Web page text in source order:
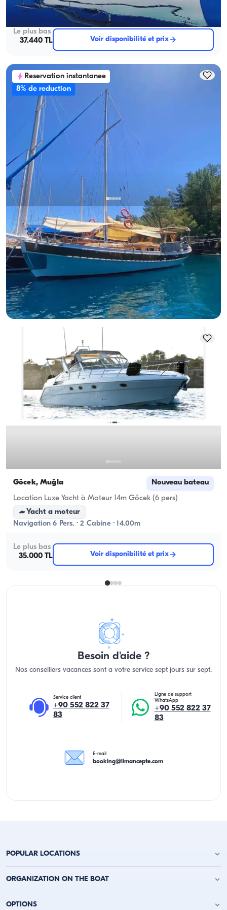
Navigation 8 Pers. · 4 Cabine · 14.00m
Le plus bas
37.440 TL
Voir disponibilité et prix
Reservation instantanee
8% de reduction
Göcek, Muğla Nouveau bateau
Louez notre yacht de luxe de 16m pour explorer la beauté
de Göcek
Avec capitaine
Goelette
Navigation 6 Pers. · 3 Cabine · 16.00m
Le plus bas
36.000 TL
Voir disponibilité et prix
Göcek, Muğla Nouveau bateau
Location Luxe Yacht à Moteur 14m Göcek (6 pers)
Yacht a moteur
Navigation 6 Pers. · 2 Cabine · 14.00m
Le plus bas
35.000 TL
Voir disponibilité et prix
Besoin d'aide ?
Nos conseillers vacances sont a votre service sept jours sur sept.
Service client
+90 552 822 37
83
Ligne de support
WhatsApp
+90 552 822 37
83
E-mail
booking@limancepte.com
POPULAR LOCATIONS
Location de yacht à Antalya
Location de yacht à Kaş
ORGANIZATION ON THE BOAT
Fête d'anniversaire sur le yacht
OPTIONS